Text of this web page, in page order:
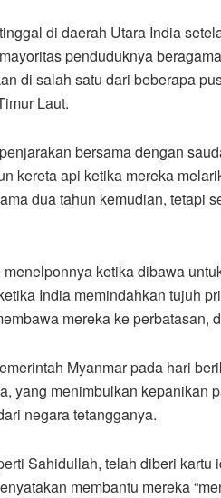
di daerah Utara India
penduduknya
di salah satu dari beberapa
Laut.
bersama dengan
kereta api ketika mereka
dua tahun kemudian, tetapi
ketika dibawa
India memindahkan tujuh
mereka ke perbatasan,
Myanmar pada hari
yang menimbulkan kepanikan
negara tetangganya.
Sahidullah, telah diberi
membantu mereka